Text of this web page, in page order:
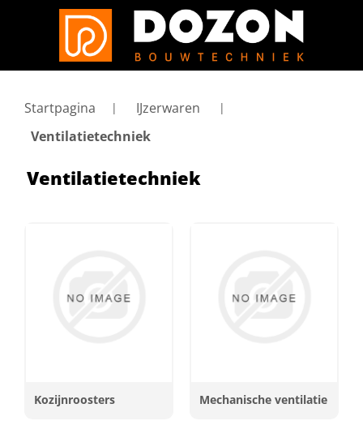
Startpagina
IJzerwaren
Ventilatietechniek
Ventilatietechniek
Kozijnroosters Mechanische ventilatie